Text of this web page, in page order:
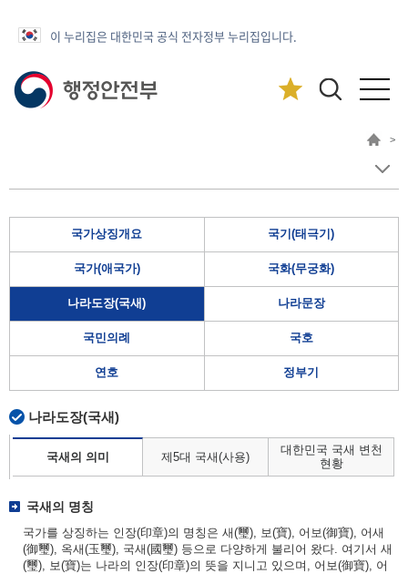
이 누리집은 대한민국 공식 전자정부 누리집입니다.
>
국가상징개요 국기(태극기)
국가(애국가) 국화(무궁화)
나라도장(국새) 나라문장
국민의례 국호
연호 정부기
나라도장(국새)
국새의 의미 제5대 국새(사용)
대한민국 국새 변천
현황
국새의 명칭
국가를 상징하는 인장(印章)의 명칭은 새(璽), 보(寶), 어보(御寶), 어새
(御璽), 옥새(玉璽), 국새(國璽) 등으로 다양하게 불리어 왔다. 여기서 새
(璽), 보(寶)는 나라의 인장(印章)의 뜻을 지니고 있으며, 어보(御寶), 어